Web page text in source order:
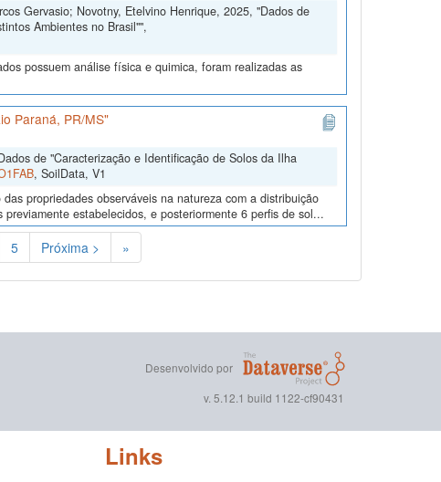
Gervasio; Novotny, Etelvino Henrique, 2025, "Dados de
Ambientes no Brasil"",
possuem análise física e quimica, foram realizadas as
Paraná, PR/MS"
de "Caracterização e Identificação de Solos da Ilha
, SoilData, V1
propriedades observáveis na natureza com a distribuição
estabelecidos, e posteriormente 6 perfis de sol...
5 Próxima > »
Desenvolvido por
v. 5.12.1 build 1122-cf90431
Links